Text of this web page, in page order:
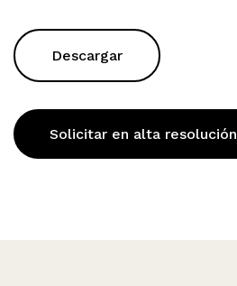
Descargar
Solicitar en alta resolución